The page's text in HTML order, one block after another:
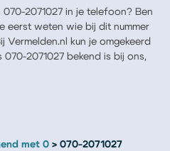
2071027 in je telefoon? Ben
eerst weten wie bij dit nummer
kun je omgekeerd
070-2071027 bekend is bij ons,
met 0 070-2071027